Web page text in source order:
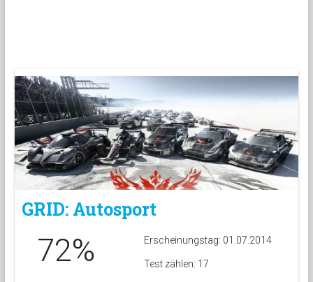
GRID: Autosport
72% Erscheinungstag: 01.07.2014
Test zählen: 17